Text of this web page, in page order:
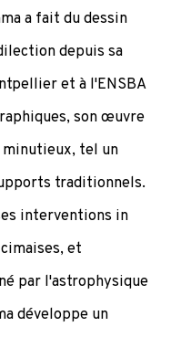
a fait du dessin
depuis sa
et à l'ENSBA
son œuvre
tel un
traditionnels.
interventions in
et
par l'astrophysique
développe un